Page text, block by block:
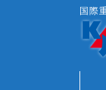
国際